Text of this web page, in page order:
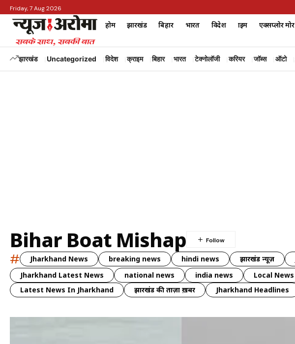
Friday, 7 Aug 2026
होम झारखंड बिहार भारत विदेश क्राइम एक्सप्लोर मोर
झारखंड Uncategorized विदेश क्राइम बिहार भारत टेक्नोलॉजी करियर जॉब्स ऑटो
Bihar Boat Mishap
# Jharkhand News breaking news hindi news झारखंड न्यूज़
Jharkhand Latest News
national news india news Local News
Latest News In Jharkhand
झारखंड की ताज़ा ख़बर Jharkhand Headlines